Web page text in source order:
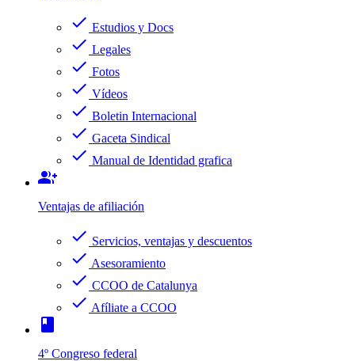
check Estudios y Docs
check Legales
check Fotos
check Vídeos
check Boletin Internacional
check Gaceta Sindical
check Manual de Identidad grafica
group_add
Ventajas de afiliación
check Servicios, ventajas y descuentos
check Asesoramiento
check CCOO de Catalunya
check Afíliate a CCOO
book
4º Congreso federal